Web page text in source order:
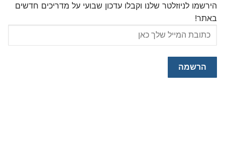
הירשמו לניוזלטר שלנו וקבלו עדכון שבועי על מדריכים חדשים
באתר!